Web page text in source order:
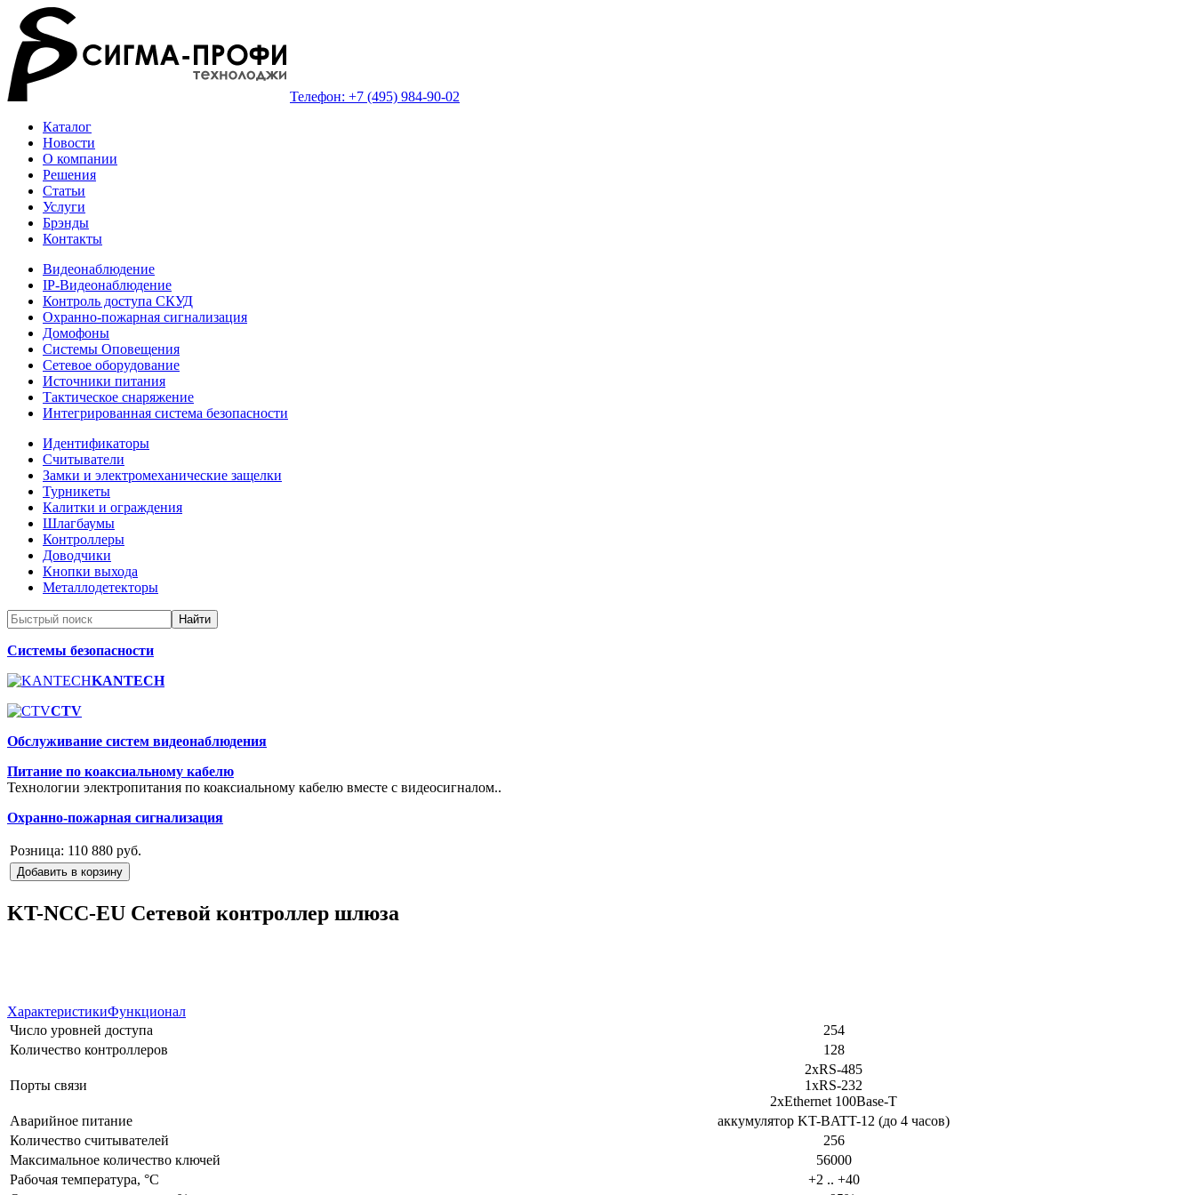
Телефон: +7 (495) 984-90-02
Каталог
Новости
О компании
Решения
Статьи
Услуги
Брэнды
Контакты
Видеонаблюдение
IP-Видеонаблюдение
Контроль доступа СКУД
Охранно-пожарная сигнализация
Домофоны
Системы Оповещения
Сетевое оборудование
Источники питания
Тактическое снаряжение
Интегрированная система безопасности
Идентификаторы
Считыватели
Замки и электромеханические защелки
Турникеты
Калитки и ограждения
Шлагбаумы
Контроллеры
Доводчики
Кнопки выхода
Металлодетекторы
Системы безопасности
KANTECH
CTV
Обслуживание систем видеонаблюдения
Питание по коаксиальному кабелю
Технологии электропитания по коаксиальному кабелю вместе с видеосигналом..
Охранно-пожарная сигнализация
Розница: 110 880 руб.
Добавить в корзину
KT-NCC-EU Сетевой контроллер шлюза
ХарактеристикиФункционал
Число уровней доступа
254
Количество контроллеров
128
Порты связи
2хRS-485
1xRS-232
2xEthernet 100Base-T
Аварийное питание
аккумулятор KT-BATT-12 (до 4 часов)
Количество считывателей
256
Максимальное количество ключей
56000
Рабочая температура, °C
+2 .. +40